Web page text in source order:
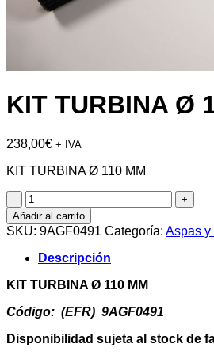
KIT TURBINA Ø
238,00€ + IVA
KIT TURBINA Ø 110 MM
KIT
TURBINA
Ø
110
MM
cantidad
Añadir al carrito
SKU: 9AGF0491 Categoría: Aspas y
Descripción
KIT TURBINA Ø 110 MM
Código: (EFR) 9AGF0491
Disponibilidad sujeta al stock de